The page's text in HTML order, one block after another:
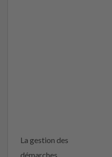
La gestion des
démarches